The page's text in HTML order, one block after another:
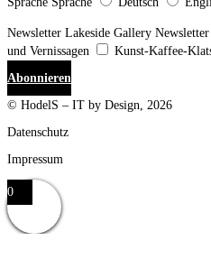
Newsletter Lakeside Gallery
und Vernissagen
Kunst-Kaffee-
Abonnieren
© HodelS – IT by Design, 2026
Datenschutz
Impressum
0